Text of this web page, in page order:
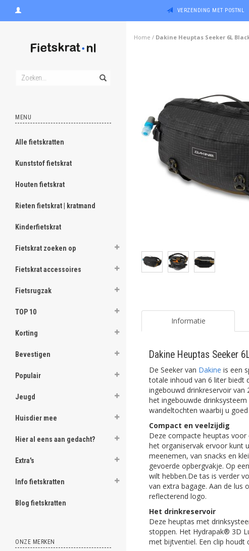
VERZENDING MET POSTNL
MENU
Alle fietskratten
Kunststof fietskrat
Houten fietskrat
Rieten fietskrat | kratmand
Kinderfietskrat
Fietskrat zoeken op
Fietskrat accessoires
Fietsrugzak
TOP 10
Korting
Bevestigen
Populair
Jeugd
Huisdier mee
Hier al eens aan gedacht?
Extra's
Info fietskratten
Blog fietskratten
ONZE MERKEN
Home / Dakine Heuptas Seeker 6L
Informatie
Dakine Heuptas Seeker
De Seeker van Dakine is een
totale inhoud van 6 liter biedt
ingebouwd drinkreservoir
het ingebouwde
wandeltochten waarbij u
Compact en veelzijdig
Deze compacte heuptas
het organiservak ervoor kunt
meenemen, van snacks en
gevoerde opbergvakje. Op
wilt hebben.De tas is verder
van extra bagage. Aan de lus
reflecterend logo.
Het drinkreservoir
Deze heuptas met
stoppen. Het Hydrapak® 3D
met bijtventiel. Een clip houdt